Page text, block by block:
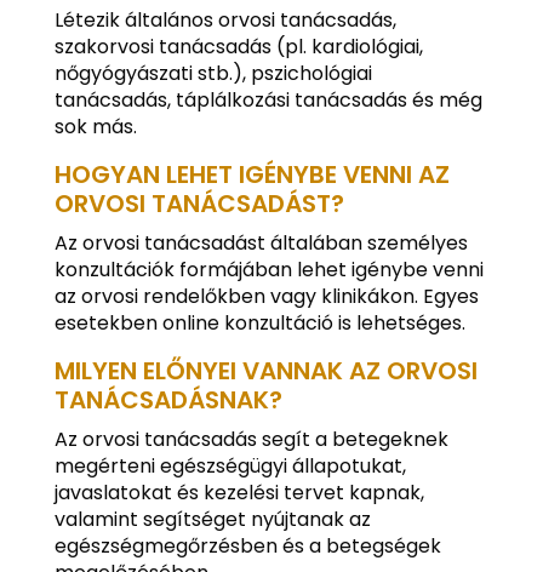
Létezik általános orvosi tanácsadás,
szakorvosi tanácsadás (pl. kardiológiai,
nőgyógyászati stb.), pszichológiai
tanácsadás, táplálkozási tanácsadás és még
sok más.
HOGYAN LEHET IGÉNYBE VENNI AZ
ORVOSI TANÁCSADÁST?
Az orvosi tanácsadást általában személyes
konzultációk formájában lehet igénybe venni
az orvosi rendelőkben vagy klinikákon. Egyes
esetekben online konzultáció is lehetséges.
MILYEN ELŐNYEI VANNAK AZ ORVOSI
TANÁCSADÁSNAK?
Az orvosi tanácsadás segít a betegeknek
megérteni egészségügyi állapotukat,
javaslatokat és kezelési tervet kapnak,
valamint segítséget nyújtanak az
egészségmegőrzésben és a betegségek